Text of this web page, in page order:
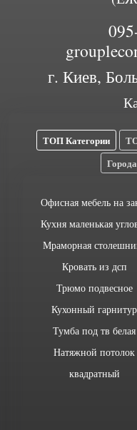
г. Киев,
ТОП Категории
Города
Офисная мебель на
Кухня маленькая
Мраморная
Кровать из дсп
Трюмо подвесное
Кухонный гарнитур
Тумба под тв белая
Натяжной потолок
квадратный